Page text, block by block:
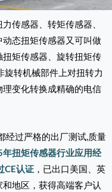
传感器、转矩传感器、
态扭矩传感器又可叫做
矩传感器、旋转扭矩传
旋转机械部件上对扭转力
变化转换成精确的电信
经过严格的出厂测试,质量
年扭矩传感器行业应用经
CE认证 ，已出口美国、英
地区，获得高端客户认